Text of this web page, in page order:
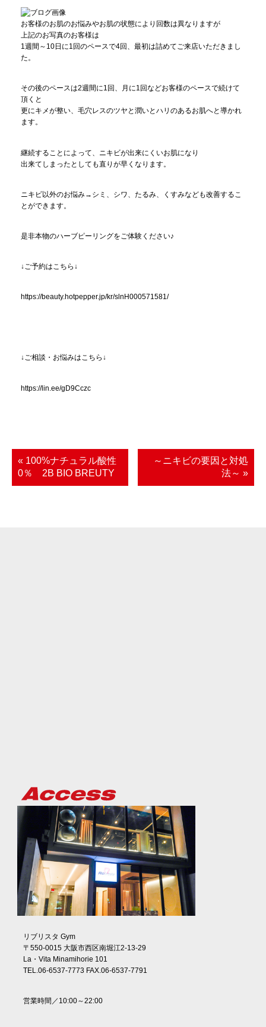
お客様のお肌のお悩みやお肌の状態により回数は異なりますが
上記のお写真のお客様は
1週間～10日に1回のペースで4回、最初は詰めてご来店いただきまし
た。
その後のペースは2週間に1回、月に1回などお客様のペースで続けて
頂くと
更にキメが整い、毛穴レスのツヤと潤いとハリのあるお肌へと導かれ
ます。
継続することによって、ニキビが出来にくいお肌になり
出来てしまったとしても直りが早くなります。
ニキビ以外のお悩み→シミ、シワ、たるみ、くすみなども改善するこ
とができます。
是非本物のハーブピーリングをご体験ください♪
↓ご予約はこちら↓
https://beauty.hotpepper.jp/kr/slnH000571581/
↓ご相談・お悩みはこちら↓
https://lin.ee/gD9Cczc
« 100%ナチュラル酸性
0％ 2B BIO BREUTY
～ニキビの要因と対処
法～ »
リブリスタ Gym
〒550-0015 大阪市西区南堀江2-13-29
La・Vita Minamihorie 101
TEL.06-6537-7773 FAX.06-6537-7791
営業時間／10:00～22:00